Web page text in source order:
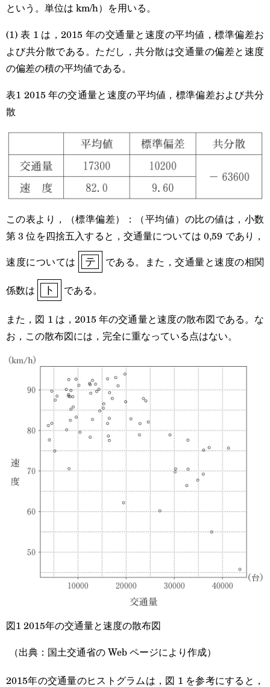
という。単位は km/h）を用いる。
(1) 表 1 は，2015 年の交通量と速度の平均値，標準偏差お
よび共分散である。ただし，共分散は交通量の偏差と速度
の偏差の積の平均値である。
表1 2015 年の交通量と速度の平均値，標準偏差および共分
散
この表より，（標準偏差）：（平均値）の比の値は，小数
第 3 位を四捨五入すると，交通量については 0,59 であり，
速度については \boxed{\boxed{\textsf{テ}}}
テ である。また，交通量と速度の相関
係数は \boxed{\boxed{\textsf{ト}}}
ト である。
また，図 1 は，2015 年の交通量と速度の散布図である。な
お，この散布図には，完全に重なっている点はない。
図1 2015年の交通量と速度の散布図
（出典：国土交通省の Web ページにより作成）
2015年の交通量のヒストグラムは，図 1 を参考にすると，